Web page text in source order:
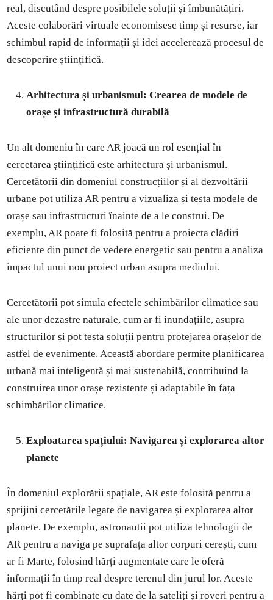
real, discutând despre posibilele soluții și îmbunătățiri.
Aceste colaborări virtuale economisesc timp și resurse, iar
schimbul rapid de informații și idei accelerează procesul de
descoperire științifică.
Arhitectura și urbanismul: Crearea de modele de
orașe și infrastructură durabilă
Un alt domeniu în care AR joacă un rol esențial în
cercetarea științifică este arhitectura și urbanismul.
Cercetătorii din domeniul construcțiilor și al dezvoltării
urbane pot utiliza AR pentru a vizualiza și testa modele de
orașe sau infrastructuri înainte de a le construi. De
exemplu, AR poate fi folosită pentru a proiecta clădiri
eficiente din punct de vedere energetic sau pentru a analiza
impactul unui nou proiect urban asupra mediului.
Cercetătorii pot simula efectele schimbărilor climatice sau
ale unor dezastre naturale, cum ar fi inundațiile, asupra
structurilor și pot testa soluții pentru protejarea orașelor de
astfel de evenimente. Această abordare permite planificarea
urbană mai inteligentă și mai sustenabilă, contribuind la
construirea unor orașe rezistente și adaptabile în fața
schimbărilor climatice.
Exploatarea spațiului: Navigarea și explorarea altor
planete
În domeniul explorării spațiale, AR este folosită pentru a
sprijini cercetările legate de navigarea și explorarea altor
planete. De exemplu, astronautii pot utiliza tehnologii de
AR pentru a naviga pe suprafața altor corpuri cerești, cum
ar fi Marte, folosind hărți augmentate care le oferă
informații în timp real despre terenul din jurul lor. Aceste
hărți pot fi combinate cu date de la sateliți și roveri pentru a